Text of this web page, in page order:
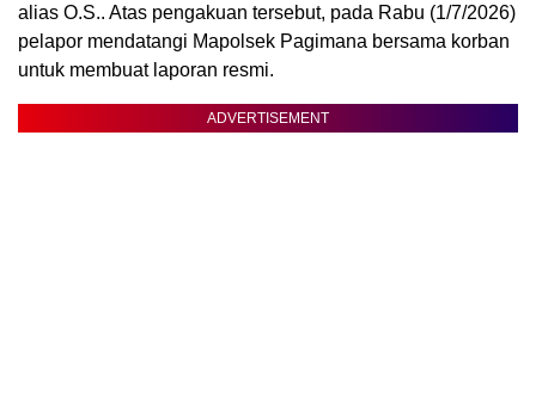
alias O.S.. Atas pengakuan tersebut, pada Rabu (1/7/2026)
pelapor mendatangi Mapolsek Pagimana bersama korban
untuk membuat laporan resmi.
ADVERTISEMENT